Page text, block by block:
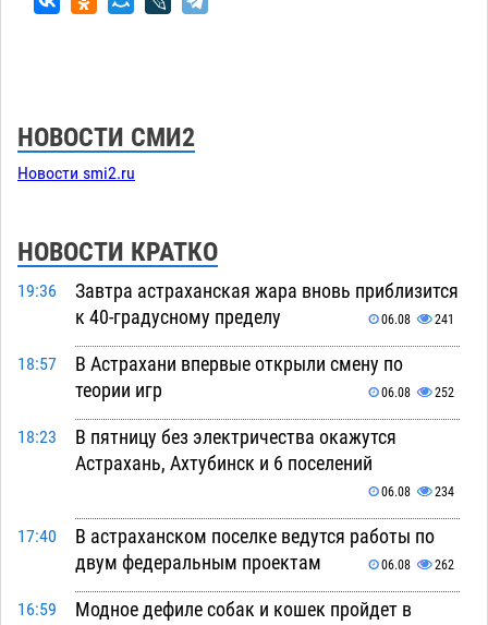
НОВОСТИ СМИ2
Новости smi2.ru
НОВОСТИ КРАТКО
19:36
Завтра астраханская жара вновь приблизится
к 40-градусному пределу
06.08 241
18:57
В Астрахани впервые открыли смену по
теории игр
06.08 252
18:23
В пятницу без электричества окажутся
Астрахань, Ахтубинск и 6 поселений
06.08 234
17:40
В астраханском поселке ведутся работы по
двум федеральным проектам
06.08 262
16:59
Модное дефиле собак и кошек пройдет в